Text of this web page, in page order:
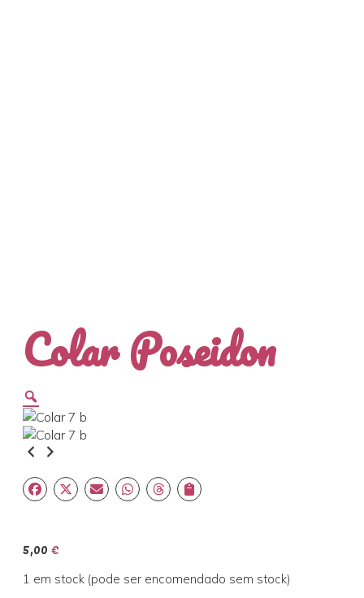
Colar Poseidon
5,00€
1 em stock (pode ser encomendado sem stock)